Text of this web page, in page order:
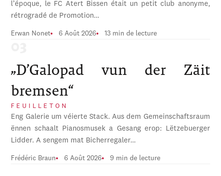
l’époque, le FC Atert Bissen était un petit club anonyme,
rétrogradé de Promotion…
Erwan Nonet 6 Août 2026 13 min de lecture
„D’Galopad vun der Zäit
bremsen“
FEUILLETON
Eng Galerie um véierte Stack. Aus dem Gemeinschaftsraum
ënnen schaalt Pianosmusek a Gesang erop: Lëtzebuerger
Lidder. A sengem mat Bicherregaler…
Frédéric Braun 6 Août 2026 9 min de lecture